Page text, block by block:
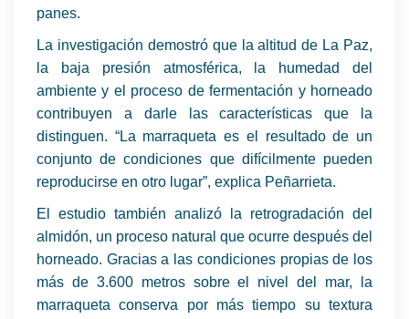
panes.
La investigación demostró que la altitud de La Paz,
la baja presión atmosférica, la humedad del
ambiente y el proceso de fermentación y horneado
contribuyen a darle las características que la
distinguen. “La marraqueta es el resultado de un
conjunto de condiciones que difícilmente pueden
reproducirse en otro lugar”, explica Peñarrieta.
El estudio también analizó la retrogradación del
almidón, un proceso natural que ocurre después del
horneado. Gracias a las condiciones propias de los
más de 3.600 metros sobre el nivel del mar, la
marraqueta conserva por más tiempo su textura